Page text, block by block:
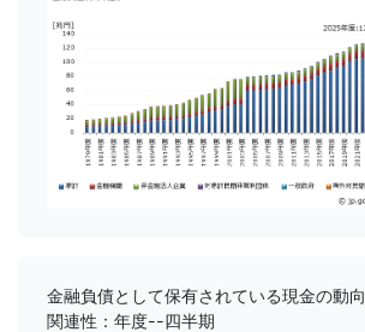
金融負債として保有されている現金の動向
関連性：年度--四半期